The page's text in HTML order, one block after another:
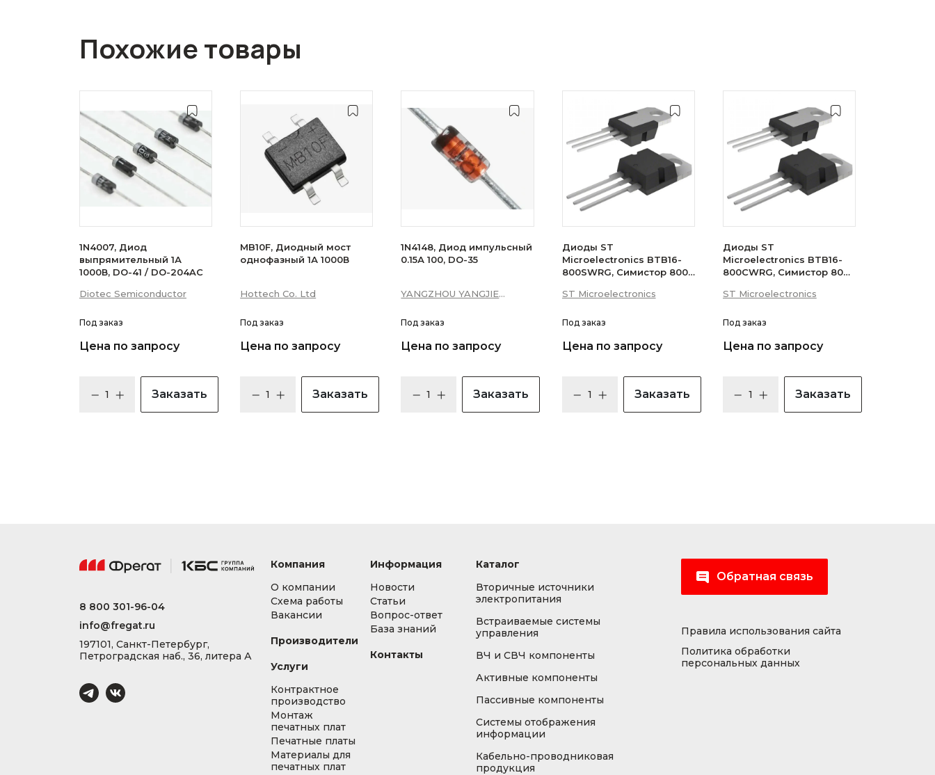
Похожие товары
1N4007, Диод
выпрямительный 1А
1000В, DO-41 / DO-204AC
Diotec Semiconductor
Под заказ
Цена по запросу
Заказать
MB10F, Диодный мост
однофазный 1А 1000В
Hottech Co. Ltd
Под заказ
Цена по запросу
Заказать
1N4148, Диод импульсный
0.15А 100, DO-35
YANGZHOU YANGJIE
Под заказ
Цена по запросу
Заказать
Диоды ST
Microelectronics BTB16-
800SWRG, Симистор 800В
уровень)
ST Microelectronics
Под заказ
Цена по запросу
Заказать
Диоды ST
Microelectronics BTB16-
800CWRG, Симистор 800В
(бесснабберный)
ST Microelectronics
Под заказ
Цена по запросу
Заказать
8 800 301-96-04
info@fregat.ru
197101, Санкт-Петербург,
Петроградская наб., 36, литера А
Компания
О компании
Схема работы
Вакансии
Производители
Услуги
Контрактное
производство
Монтаж
печатных плат
Печатные платы
Материалы для
печатных плат
Информация
Новости
Статьи
Вопрос-ответ
База знаний
Контакты
Каталог
Вторичные источники
электропитания
Встраиваемые системы
управления
ВЧ и СВЧ компоненты
Активные компоненты
Пассивные компоненты
Системы отображения
информации
Кабельно-проводниковая
продукция
Обратная связь
Правила использования сайта
Политика обработки
персональных данных